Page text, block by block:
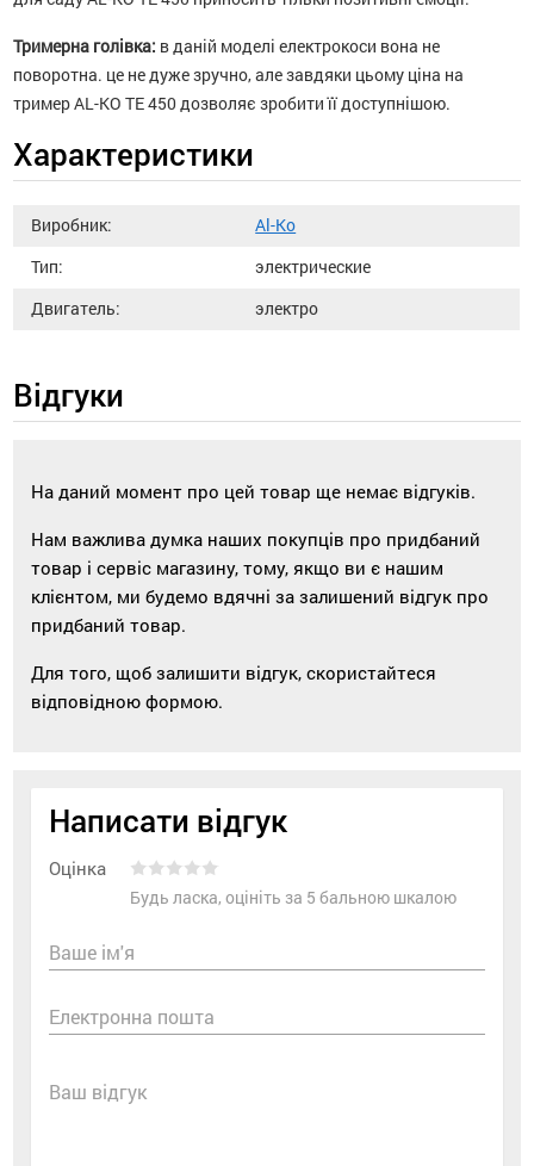
Тримерна голівка: в даній моделі електрокоси вона не
поворотна. це не дуже зручно, але завдяки цьому ціна на
тример AL-KO TE 450 дозволяє зробити її доступнішою.
Характеристики
Виробник:
Al-Ko
Тип:
электрические
Двигатель:
электро
Відгуки
На даний момент про цей товар ще немає відгуків.
Нам важлива думка наших покупців про придбаний
товар і сервіс магазину, тому, якщо ви є нашим
клієнтом, ми будемо вдячні за залишений відгук про
придбаний товар.
Для того, щоб залишити відгук, скористайтеся
відповідною формою.
Написати відгук
Оцінка
Будь ласка, оцініть за 5 бальною шкалою
Ваше ім'я
Електронна пошта
Ваш відгук